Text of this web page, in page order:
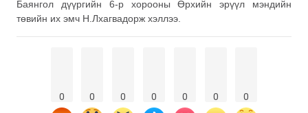
Баянгол дүүргийн 6-р хорооны Өрхийн эрүүл мэндийн
төвийн их эмч Н.Лхагвадорж хэллээ.
0 0 0 0 0 0 0